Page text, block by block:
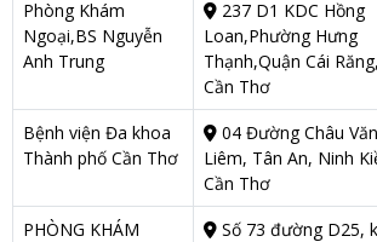
Phòng Khám
Ngoại,BS Nguyễn
Anh Trung
237 D1 KDC Hồng
Loan,Phường Hưng
Thạnh,Quận Cái
Cần Thơ
Bệnh viện Đa khoa
Thành phố Cần Thơ
04 Đường Châu Văn
Liêm, Tân An, Ninh
Cần Thơ
PHÒNG KHÁM
Số 73 đường D25,